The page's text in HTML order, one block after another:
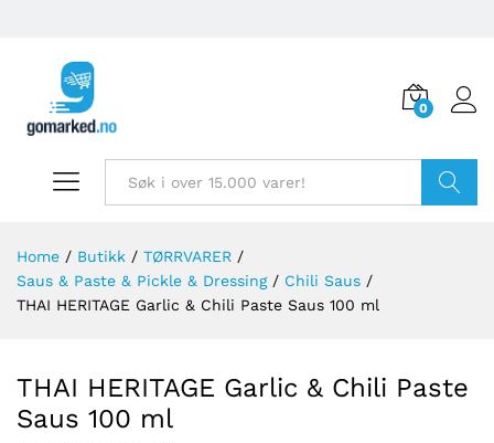
0
Home / Butikk / TØRRVARER /
Saus & Paste & Pickle & Dressing / Chili Saus /
THAI HERITAGE Garlic & Chili Paste Saus 100 ml
THAI HERITAGE Garlic & Chili Paste
Saus 100 ml